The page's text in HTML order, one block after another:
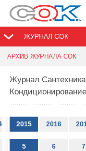
ЖУРНАЛ СОК
АРХИВ ЖУРНАЛА СОК
Журнал
2015 2016
5 6 7